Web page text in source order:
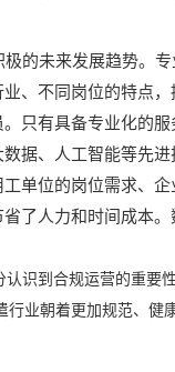
的未来发展趋势。
、不同岗位的特点
只有具备专业化的
据、人工智能等先
单位的岗位需求、
了人力和时间成本
识到合规运营的重要
业朝着更加规范、健